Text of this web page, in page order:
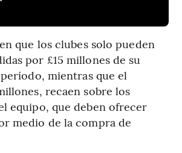
que los clubes solo pueden
por £15 millones de su
mientras que el
recaen sobre los
equipo, que deben ofrecer
medio de la compra de